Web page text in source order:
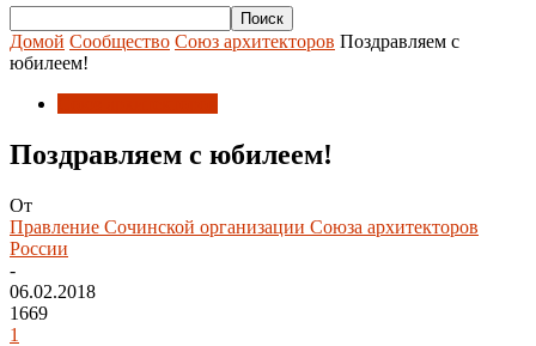
Домой Сообщество Союз архитекторов Поздравляем с
юбилеем!
Поздравляем с юбилеем!
От
Правление Сочинской организации Союза архитекторов
России
-
06.02.2018
1669
1